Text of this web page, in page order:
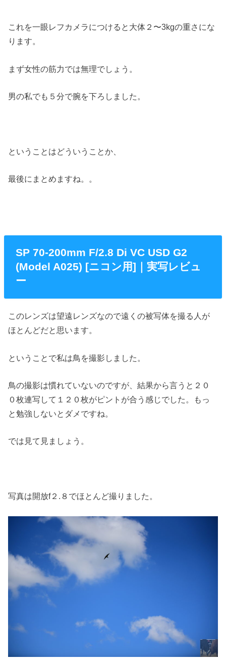
これを一眼レフカメラにつけると大体２〜3kgの重さにな
ります。
まず女性の筋力では無理でしょう。
男の私でも５分で腕を下ろしました。
ということはどういうことか、
最後にまとめますね。。
SP 70-200mm F/2.8 Di VC USD G2
(Model A025) [ニコン用]｜実写レビュ
ー
このレンズは望遠レンズなので遠くの被写体を撮る人が
ほとんどだと思います。
ということで私は鳥を撮影しました。
鳥の撮影は慣れていないのですが、結果から言うと２０
０枚連写して１２０枚がピントが合う感じでした。もっ
と勉強しないとダメですね。
では見て見ましょう。
写真は開放f２.８でほとんど撮りました。